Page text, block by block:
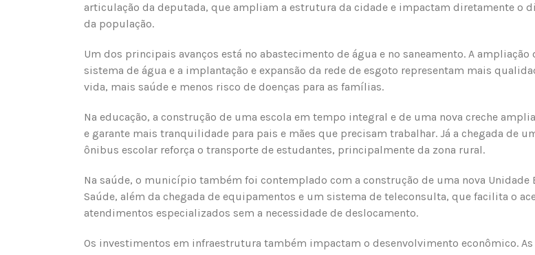
articulação da deputada, que ampliam a estrutura da cidade e impactam diretamente o
da população.
Um dos principais avanços está no abastecimento de água e no saneamento. A ampliação
sistema de água e a implantação e expansão da rede de esgoto representam mais
vida, mais saúde e menos risco de doenças para as famílias.
Na educação, a construção de uma escola em tempo integral e de uma nova creche
e garante mais tranquilidade para pais e mães que precisam trabalhar. Já a chegada de
ônibus escolar reforça o transporte de estudantes, principalmente da zona rural.
Na saúde, o município também foi contemplado com a construção de uma nova Unidade
Saúde, além da chegada de equipamentos e um sistema de teleconsulta, que facilita o
atendimentos especializados sem a necessidade de deslocamento.
Os investimentos em infraestrutura também impactam o desenvolvimento econômico. As